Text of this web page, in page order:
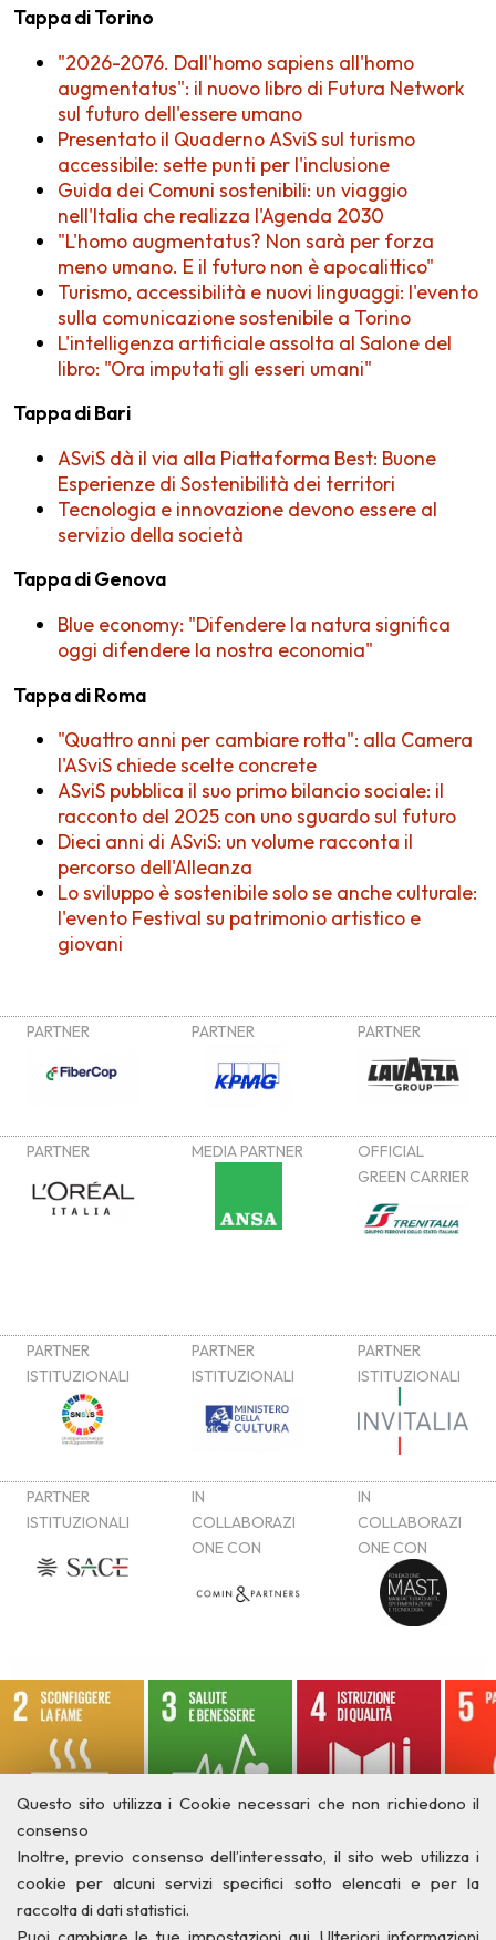
Questo sito utilizza i Cookie necessari che non richiedono il
consenso
Inoltre, previo consenso dell’interessato, il sito web utilizza i
cookie per alcuni servizi specifici sotto elencati e per la
raccolta di dati statistici.
Tappa di Torino
"2026-2076. Dall'homo sapiens all'homo
augmentatus": il nuovo libro di Futura Network
sul futuro dell'essere umano
Presentato il Quaderno ASviS sul turismo
accessibile: sette punti per l'inclusione
Guida dei Comuni sostenibili: un viaggio
nell'Italia che realizza l'Agenda 2030
"L'homo augmentatus? Non sarà per forza
meno umano. E il futuro non è apocalittico"
Turismo, accessibilità e nuovi linguaggi: l'evento
sulla comunicazione sostenibile a Torino
L'intelligenza artificiale assolta al Salone del
libro: "Ora imputati gli esseri umani"
Tappa di Bari
ASviS dà il via alla Piattaforma Best: Buone
Esperienze di Sostenibilità dei territori
Tecnologia e innovazione devono essere al
servizio della società
Tappa di Genova
Blue economy: "Difendere la natura significa
oggi difendere la nostra economia"
Tappa di Roma
"Quattro anni per cambiare rotta": alla Camera
l'ASviS chiede scelte concrete
ASviS pubblica il suo primo bilancio sociale: il
racconto del 2025 con uno sguardo sul futuro
Dieci anni di ASviS: un volume racconta il
percorso dell'Alleanza
Lo sviluppo è sostenibile solo se anche culturale:
l'evento Festival su patrimonio artistico e
giovani